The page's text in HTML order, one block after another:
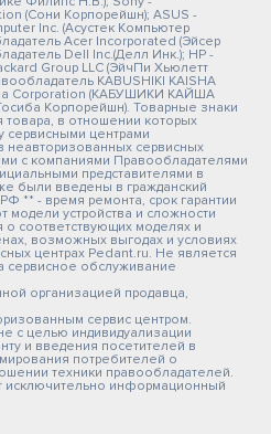
(Сони Корпорейшн); ASUS -
Inc. (Асустек Компьютер
Acer Incorporated (Эйсер
Dell Inc.(Делл Инк.); HP -
Group LLC (ЭйчПи Хьюлетт
KABUSHIKI KAISHA
Corporation (КАБУШИКИ КАЙША
Корпорейшн). Товарные знаки
товара, в отношении которых
сервисными центрами
неавторизованных сервисных
с компаниями Правообладателями
представителями в
были введены в гражданский
** - время ремонта, срок гарантии
модели устройства и сложности
соответствующих моделях и
возможных выгодах и условиях
центрах Pedant.ru. Не является
обслуживание
организацией продавца,
сервис центром.
с целью индивидуализации
и введения посетителей в
потребителей о
техники правообладателей.
исключительно информационный